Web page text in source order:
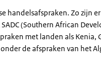
handelsafspraken. Zo zijn
(Southern African
met landen als Kenia,
de afspraken van het